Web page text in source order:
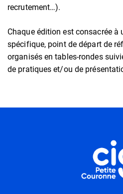
recrutement…).
Chaque édition est consacrée à
spécifique, point de départ de
organisés en tables-rondes
de pratiques et/ou de